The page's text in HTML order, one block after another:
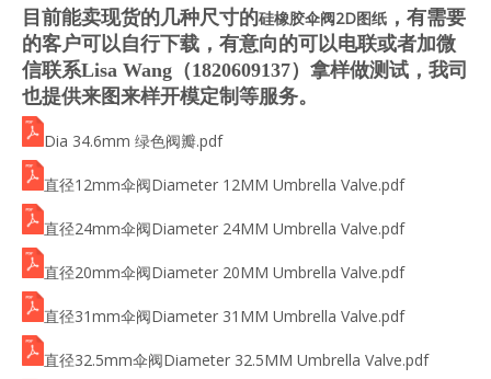
目前能卖现货的几种尺寸的硅橡胶伞阀2D图纸 ，有需要
的客户可以自行下载，有意向的可以电联或者加微
信联系Lisa Wang（1820609137）拿样做测试，我司
也提供来图来样开模定制等服务。
Dia 34.6mm 绿色阀瓣.pdf
直径12mm伞阀Diameter 12MM Umbrella Valve.pdf
直径24mm伞阀Diameter 24MM Umbrella Valve.pdf
直径20mm伞阀Diameter 20MM Umbrella Valve.pdf
直径31mm伞阀Diameter 31MM Umbrella Valve.pdf
直径32.5mm伞阀Diameter 32.5MM Umbrella Valve.pdf